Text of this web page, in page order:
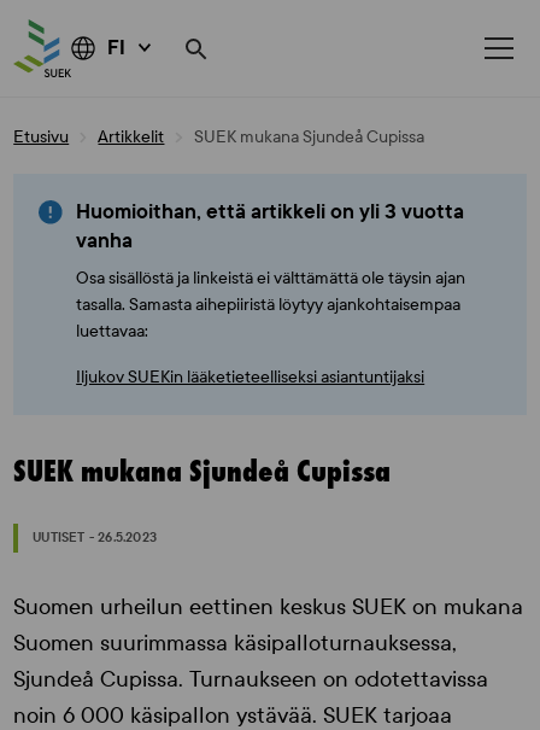
FI
Etusivu Artikkelit SUEK mukana Sjundeå Cupissa
Huomioithan, että artikkeli on yli 3 vuotta
vanha
Osa sisällöstä ja linkeistä ei välttämättä ole täysin ajan
tasalla. Samasta aihepiiristä löytyy ajankohtaisempaa
luettavaa:
Iljukov SUEKin lääketieteelliseksi asiantuntijaksi
SUEK mukana Sjundeå Cupissa
UUTISET - 26.5.2023
Suomen urheilun eettinen keskus SUEK on mukana
Suomen suurimmassa käsipalloturnauksessa,
Sjundeå Cupissa. Turnaukseen on odotettavissa
noin 6 000 käsipallon ystävää. SUEK tarjoaa